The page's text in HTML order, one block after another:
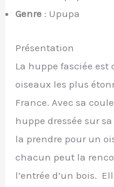
Genre : Upupa
Présentation
La huppe fasciée est
oiseaux les plus
France. Avec sa
huppe dressée sur
la prendre pour un
chacun peut la
l’entrée d’un bois.